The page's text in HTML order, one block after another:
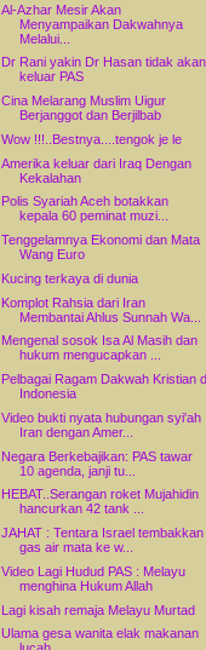
Al-Azhar Mesir Akan
Menyampaikan Dakwahnya
Melalui...
Dr Rani yakin Dr Hasan tidak akan
keluar PAS
Cina Melarang Muslim Uigur
Berjanggot dan Berjilbab
Wow !!!..Bestnya....tengok je le
Amerika keluar dari Iraq Dengan
Kekalahan
Polis Syariah Aceh botakkan
kepala 60 peminat muzi...
Tenggelamnya Ekonomi dan Mata
Wang Euro
Kucing terkaya di dunia
Komplot Rahsia dari Iran
Membantai Ahlus Sunnah Wa...
Mengenal sosok Isa Al Masih dan
hukum mengucapkan ...
Pelbagai Ragam Dakwah Kristian
Indonesia
Video bukti nyata hubungan syi'ah
Iran dengan Amer...
Negara Berkebajikan: PAS tawar
10 agenda, janji tu...
HEBAT..Serangan roket Mujahidin
hancurkan 42 tank ...
JAHAT : Tentara Israel tembakkan
gas air mata ke w...
Video Lagi Hudud PAS : Melayu
menghina Hukum Allah
Lagi kisah remaja Melayu Murtad
Ulama gesa wanita elak makanan